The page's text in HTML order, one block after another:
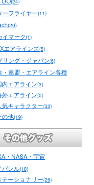
(24)
ーフライヤー(11)
(20)
イマーク(1)
エアラインズ(5)
リング・ジャパン(6)
・連盟・エアライン各種
内エアライン(3)
外エアライン(0)
気キャラクター(32)
の他(19)
・NASA・宇宙
パレル(18)
テーショナリー(26)